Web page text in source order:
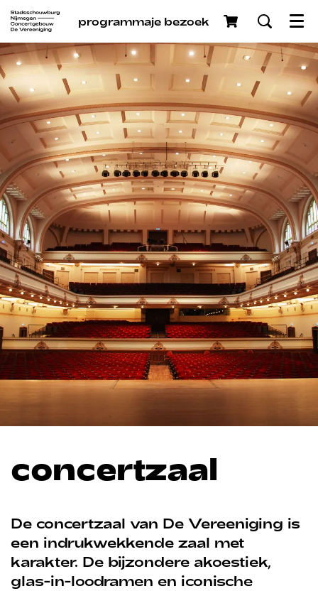
programmaje bezoek Menu
concertzaal
De concertzaal van De Vereeniging is
een indrukwekkende zaal met
karakter. De bijzondere akoestiek,
glas-in-loodramen en iconische